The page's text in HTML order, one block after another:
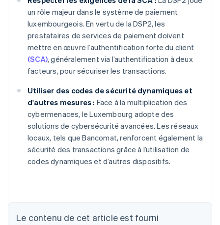
un rôle majeur dans le système de paiement
luxembourgeois. En vertu de la DSP2, les
prestataires de services de paiement doivent
mettre en œuvre l’authentification forte du client
(SCA), généralement via l’authentification à deux
facteurs, pour sécuriser les transactions.
Utiliser des codes de sécurité dynamiques et
d'autres mesures : Face à la multiplication des
cybermenaces, le Luxembourg adopte des
solutions de cybersécurité avancées. Les réseaux
locaux, tels que Bancomat, renforcent également la
sécurité des transactions grâce à l’utilisation de
codes dynamiques et d’autres dispositifs.
Le contenu de cet article est fourni
Australie